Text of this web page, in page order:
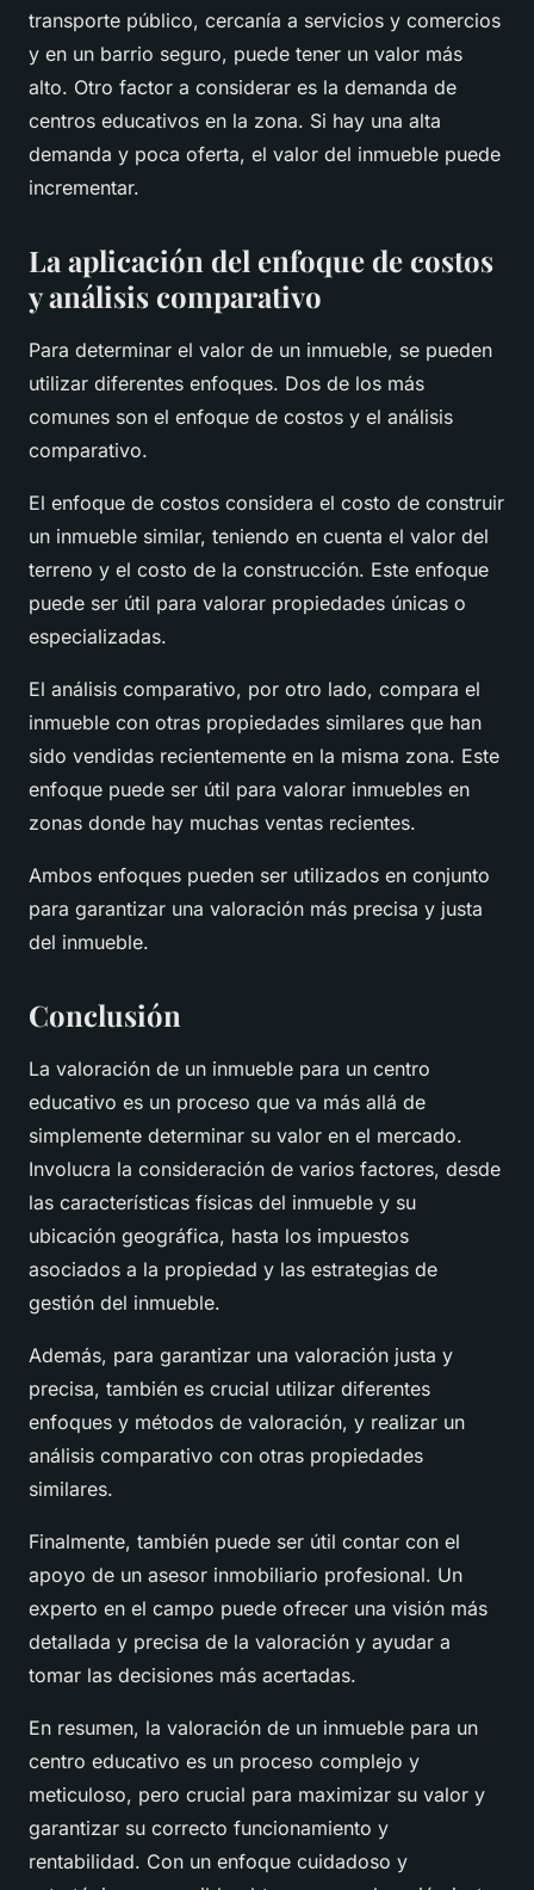
transporte público, cercanía a servicios y comercios
y en un barrio seguro, puede tener un valor más
alto. Otro factor a considerar es la demanda de
centros educativos en la zona. Si hay una alta
demanda y poca oferta, el valor del inmueble puede
incrementar.
La aplicación del enfoque de costos
y análisis comparativo
Para determinar el valor de un inmueble, se pueden
utilizar diferentes enfoques. Dos de los más
comunes son el enfoque de costos y el análisis
comparativo.
El enfoque de costos considera el costo de construir
un inmueble similar, teniendo en cuenta el valor del
terreno y el costo de la construcción. Este enfoque
puede ser útil para valorar propiedades únicas o
especializadas.
El análisis comparativo, por otro lado, compara el
inmueble con otras propiedades similares que han
sido vendidas recientemente en la misma zona. Este
enfoque puede ser útil para valorar inmuebles en
zonas donde hay muchas ventas recientes.
Ambos enfoques pueden ser utilizados en conjunto
para garantizar una valoración más precisa y justa
del inmueble.
Conclusión
La valoración de un inmueble para un centro
educativo es un proceso que va más allá de
simplemente determinar su valor en el mercado.
Involucra la consideración de varios factores, desde
las características físicas del inmueble y su
ubicación geográfica, hasta los impuestos
asociados a la propiedad y las estrategias de
gestión del inmueble.
Además, para garantizar una valoración justa y
precisa, también es crucial utilizar diferentes
enfoques y métodos de valoración, y realizar un
análisis comparativo con otras propiedades
similares.
Finalmente, también puede ser útil contar con el
apoyo de un asesor inmobiliario profesional. Un
experto en el campo puede ofrecer una visión más
detallada y precisa de la valoración y ayudar a
tomar las decisiones más acertadas.
En resumen, la valoración de un inmueble para un
centro educativo es un proceso complejo y
meticuloso, pero crucial para maximizar su valor y
garantizar su correcto funcionamiento y
rentabilidad. Con un enfoque cuidadoso y